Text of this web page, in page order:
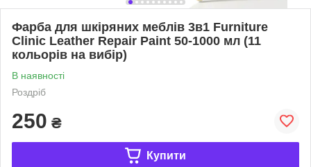
Фарба для шкіряних меблів 3в1 Furniture
Clinic Leather Repair Paint 50-1000 мл (11
кольорів на вибір)
В наявності
Роздріб
250 ₴
Купити